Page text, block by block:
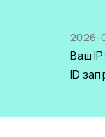
2026-
Ваш IP:
ID